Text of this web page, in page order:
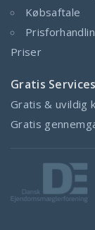
Købsaftale
Priser
Gratis Services
Gratis & uvildig
Gratis